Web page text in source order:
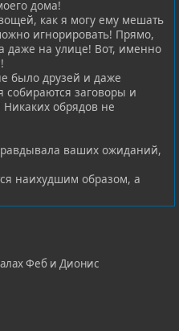
дома!
как я могу ему мешать
игнорировать! Прямо,
даже на улице! Вот, именно
было друзей и даже
заговоры и
обрядов не
ваших ожиданий,
наихудшим образом, а
Феб и Дионис